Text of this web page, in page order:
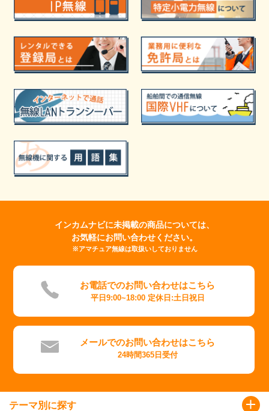
インカムナビに未掲載の商品については、
お気軽にお問い合わせください。
※アマチュア無線は取扱いしておりません
お電話でのお問い合わせはこちら
平日9:00~18:00 定休日:土日祝日
メールでのお問い合わせはこちら
24時間365日受付
テーマ別に探す